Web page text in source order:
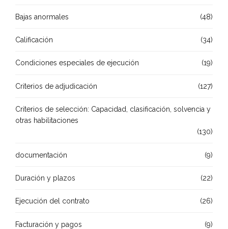
Bajas anormales (48)
Calificación (34)
Condiciones especiales de ejecución (19)
Criterios de adjudicación (127)
Criterios de selección: Capacidad, clasificación, solvencia y
otras habilitaciones
(130)
documentación (9)
Duración y plazos (22)
Ejecución del contrato (26)
Facturación y pagos (9)